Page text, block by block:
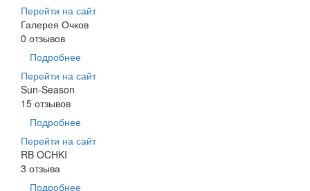
Перейти на сайт
Галерея Очков
0 отзывов
Подробнее
Перейти на сайт
Sun-Season
15 отзывов
Подробнее
Перейти на сайт
RB OCHKI
3 отзыва
Подробнее